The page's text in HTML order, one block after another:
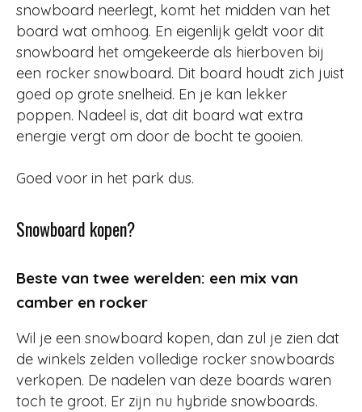
snowboard neerlegt, komt het midden van het
board wat omhoog. En eigenlijk geldt voor dit
snowboard het omgekeerde als hierboven bij
een rocker snowboard. Dit board houdt zich juist
goed op grote snelheid. En je kan lekker
poppen. Nadeel is, dat dit board wat extra
energie vergt om door de bocht te gooien.
Goed voor in het park dus.
Snowboard kopen?
Beste van twee werelden: een mix van
camber en rocker
Wil je een snowboard kopen, dan zul je zien dat
de winkels zelden volledige rocker snowboards
verkopen. De nadelen van deze boards waren
toch te groot. Er zijn nu hybride snowboards.